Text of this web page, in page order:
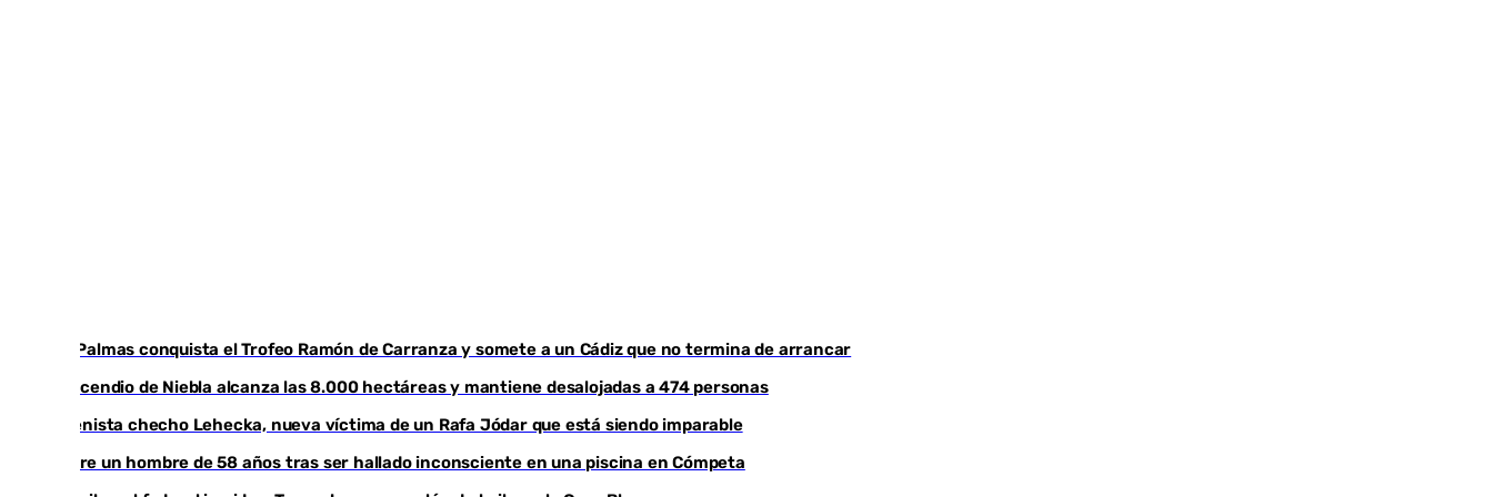
Las Palmas conquista el Trofeo Ramón de Carranza y somete a un Cádiz que no termina de arrancar
El incendio de Niebla alcanza las 8.000 hectáreas y mantiene desalojadas a 474 personas
El tenista checho Lehecka, nueva víctima de un Rafa Jódar que está siendo imparable
Muere un hombre de 58 años tras ser hallado inconsciente en una piscina en Cómpeta